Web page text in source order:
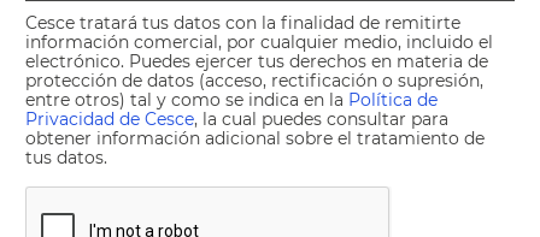
Cesce tratará tus datos con la finalidad de remitirte
información comercial, por cualquier medio, incluido el
electrónico. Puedes ejercer tus derechos en materia de
protección de datos (acceso, rectificación o supresión,
entre otros) tal y como se indica en la Política de
Privacidad de Cesce, la cual puedes consultar para
obtener información adicional sobre el tratamiento de
tus datos.